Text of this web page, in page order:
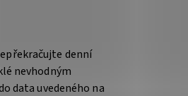
denní
nevhodným
data uvedeného na